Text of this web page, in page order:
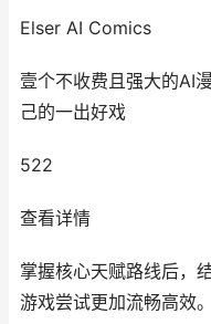
Elser AI Comics
壹个不收费且强大的AI
己的一出好戏
522
查看详情
掌握核心天赋路线后，
游戏尝试更加流畅高效。